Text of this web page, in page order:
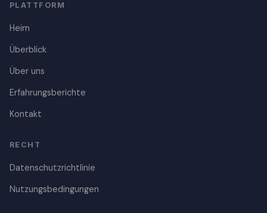
PLATTFORM
Heim
Überblick
Über uns
Erfahrungsberichte
Kontakt
RECHT
Datenschutzrichtlinie
Nutzungsbedingungen
Polish
Czech